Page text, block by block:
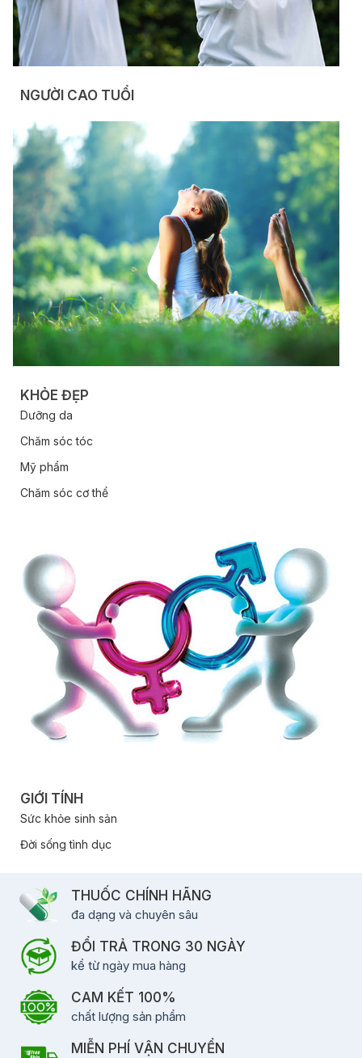
NGƯỜI CAO TUỔI
KHỎE ĐẸP
Dưỡng da
Chăm sóc tóc
Mỹ phẩm
Chăm sóc cơ thể
GIỚI TÍNH
Sức khỏe sinh sản
Đời sống tình dục
THUỐC CHÍNH HÃNG
đa dạng và chuyên sâu
ĐỔI TRẢ TRONG 30 NGÀY
kể từ ngày mua hàng
CAM KẾT 100%
chất lượng sản phẩm
MIỄN PHÍ VẬN CHUYỂN